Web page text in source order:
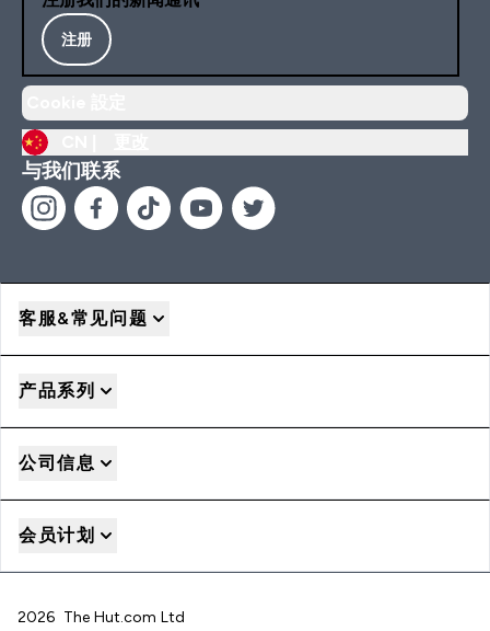
注册
与我们联系
客服&常见问题
产品系列
公司信息
会员计划
2026 The Hut.com Ltd